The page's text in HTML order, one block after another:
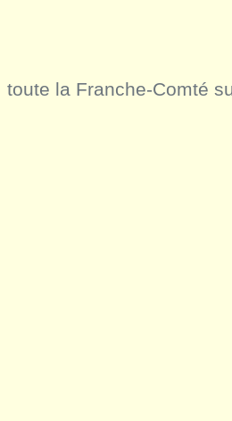
toute la Franche-Comté